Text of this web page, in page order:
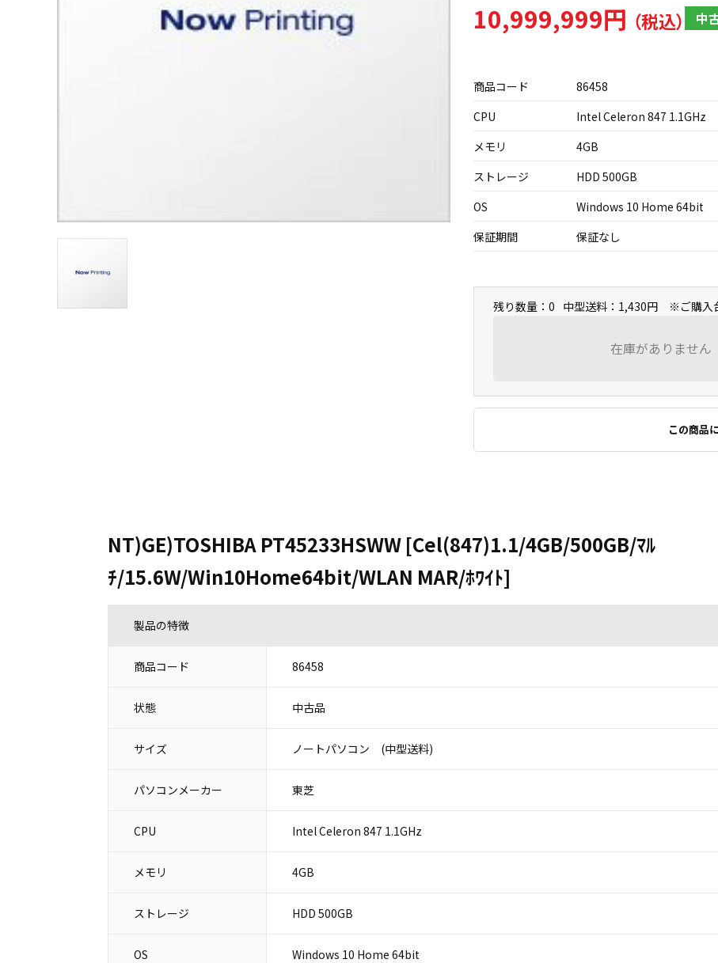
10,999,999円 中
商品コード
86458
CPU
Intel Celeron 847 1.1GHz
メモリ
4GB
ストレージ
HDD 500GB
OS
Windows 10 Home 64bit
保証期間
保証なし
残り数量：0 中型送料：1,430円 ※ご購入
在庫がありません
この商品
NT)GE)TOSHIBA PT45233HSWW [Cel(847)1.1/4GB/500GB/ﾏﾙ
ﾁ/15.6W/Win10Home64bit/WLAN MAR/ﾎﾜｲﾄ]
製品の特徴
商品コード 86458
状態 中古品
サイズ ノートパソコン (中型送料)
パソコンメーカー 東芝
CPU Intel Celeron 847 1.1GHz
メモリ 4GB
ストレージ HDD 500GB
OS Windows 10 Home 64bit